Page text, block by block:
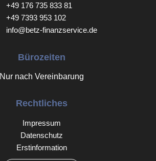
+49 176 735 833 81
+49 7393 953 102
info@betz-finanzservice.de
Bürozeiten
Nur nach Vereinbarung
Rechtliches
Impressum
Datenschutz
Erstinformation